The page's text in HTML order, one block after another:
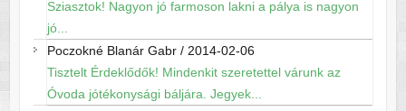
Sziasztok! Nagyon jó farmoson lakni a pálya is nagyon
jó...
Poczokné Blanár Gabr/ 2014-02-06
Tisztelt Érdeklődők! Mindenkit szeretettel várunk az
Óvoda jótékonysági báljára. Jegyek...